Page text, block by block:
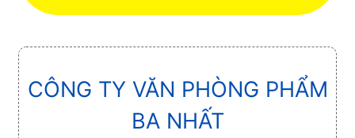
CÔNG TY VĂN PHÒNG PHẨM
BA NHẤT